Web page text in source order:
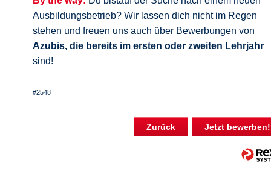
Ausbildungsbetrieb? Wir lassen dich nicht im Regen
stehen und freuen uns auch über Bewerbungen von
Azubis, die bereits im ersten oder zweiten Lehrjahr
sind!
#2548
Zurück Jetzt bewerben!